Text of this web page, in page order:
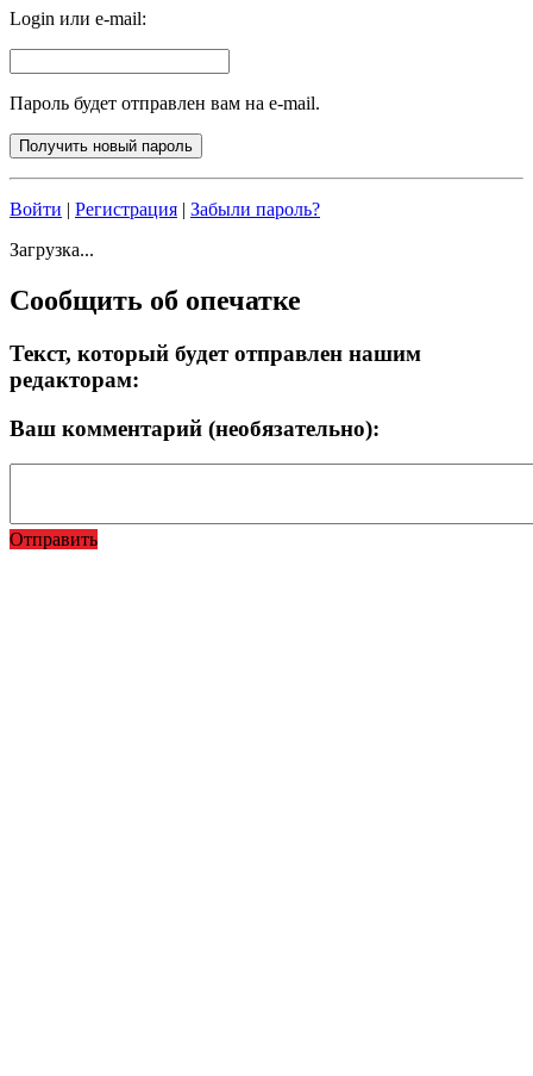
Login или e-mail:
Пароль будет отправлен вам на e-mail.
Войти | Регистрация | Забыли пароль?
Загрузка...
Сообщить об опечатке
Текст, который будет отправлен нашим
редакторам:
Ваш комментарий (необязательно):
Отправить